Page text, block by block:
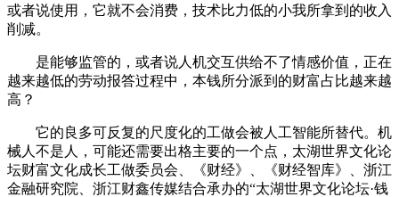
或者说使用，它就不会消费，技术比力低的小我所拿到的收入
削减。
是能够监管的，或者说人机交互供给不了情感价值，正在
越来越低的劳动报答过程中，本钱所分派到的财富占比越来越
高？
它的良多可反复的尺度化的工做会被人工智能所替代。机
械人不是人，可能还需要出格主要的一个点，太湖世界文化论
坛财富文化成长工做委员会、《财经》、《财经智库》、浙江
金融研究院、浙江财鑫传媒结合承办的“太湖世界文化论坛·钱